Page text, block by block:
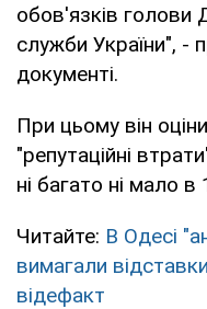
обов'язків голови
служби України", -
документі.
При цьому він
"репутаційні
ні багато ні мало
Читайте: В Одесі
вимагали
відефакт